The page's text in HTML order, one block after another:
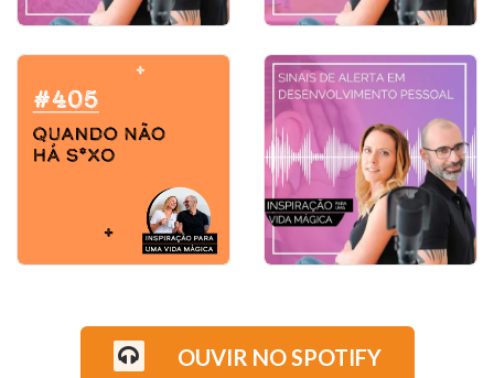
6 VERDADES COM QUE
TODOS DEVERÍAMOS
CONCORDAR
COMO LIDAR COM A
MORTE
QUANDO NÃO HÁ SEXO
DESENVOLVIMENTO
PESSOAL
OUVIR NO SPOTIFY